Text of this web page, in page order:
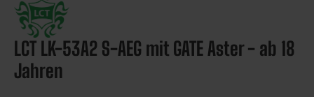
LCT LK-53A2 S-AEG mit GATE Aster - ab 18
Jahren